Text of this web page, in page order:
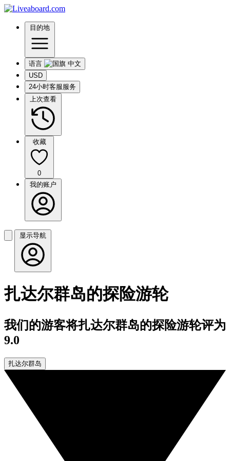
目的地
语言
USD
24小时客服服务
上次查看
收藏
0
我的账户
显示导航
扎达尔群岛的探险游轮
我们的游客将扎达尔群岛的探险游轮评为
9.0
扎达尔群岛